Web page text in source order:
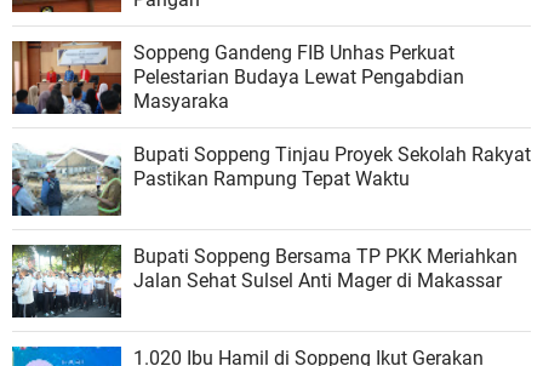
Soppeng Gandeng FIB Unhas Perkuat
Pelestarian Budaya Lewat Pengabdian
Masyaraka
Bupati Soppeng Tinjau Proyek Sekolah Rakyat
Pastikan Rampung Tepat Waktu
Bupati Soppeng Bersama TP PKK Meriahkan
Jalan Sehat Sulsel Anti Mager di Makassar
1.020 Ibu Hamil di Soppeng Ikut Gerakan